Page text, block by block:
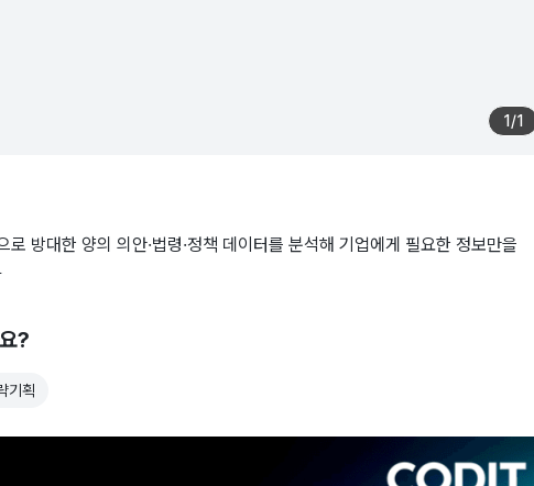
1/1
방대한 양의 의안·법령·정책 데이터를 분석해 기업에게 필요한 정보만을
?
기획